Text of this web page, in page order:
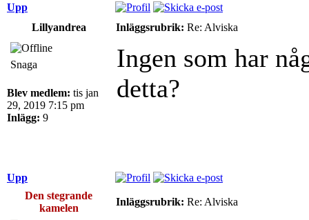
Upp
Lillyandrea
Inläggsrubrik: Re: Alviska
Snaga
Blev medlem: tis jan
29, 2019 7:15 pm
Inlägg: 9
Ingen som har
detta?
Upp
Den stegrande
kamelen
Inläggsrubrik: Re: Alviska